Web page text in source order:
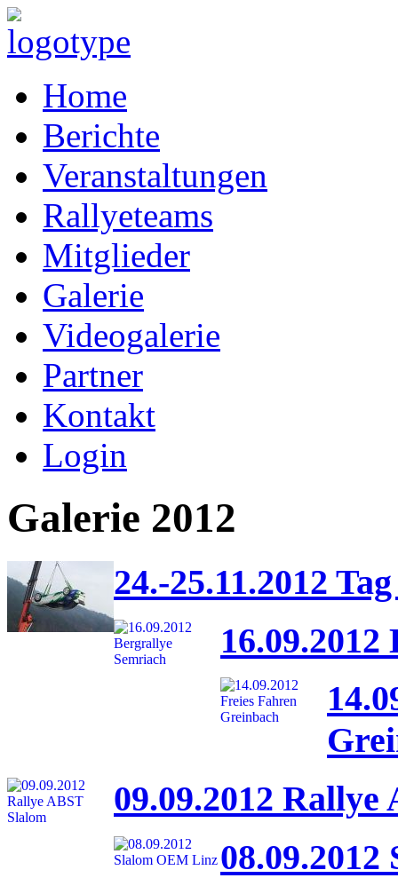
Home
Berichte
Veranstaltungen
Rallyeteams
Mitglieder
Galerie
Videogalerie
Partner
Kontakt
Login
Galerie 2012
24.-25.11.2012
09.09.2012 Rallye